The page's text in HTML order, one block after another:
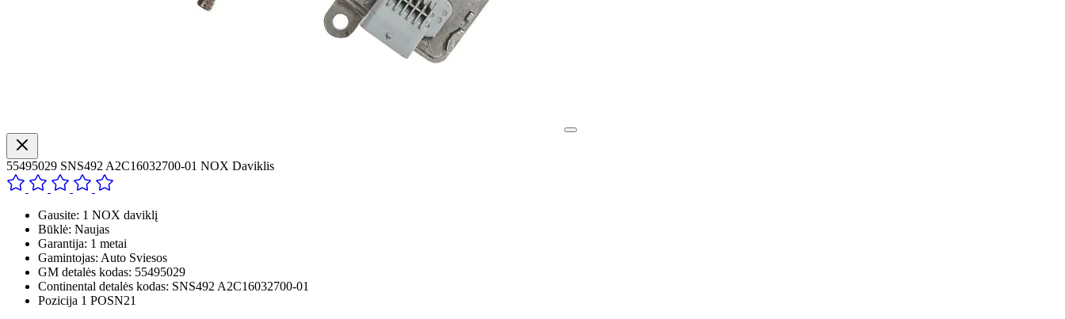
55495029 SNS492 A2C16032700-01 NOX Daviklis
Gausite: 1 NOX daviklį
Būklė: Naujas
Garantija: 1 metai
Gamintojas: Auto Sviesos
GM detalės kodas: 55495029
Continental detalės kodas: SNS492 A2C16032700-01
Pozicija 1 POSN21